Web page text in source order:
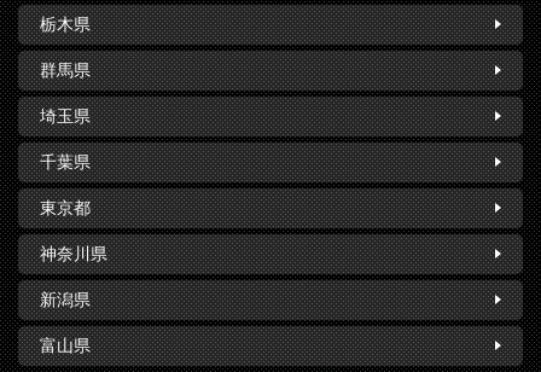
栃木県
群馬県
埼玉県
千葉県
東京都
神奈川県
新潟県
富山県